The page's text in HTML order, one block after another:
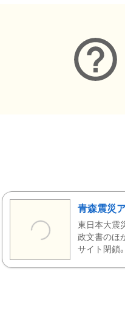
青森震災ア
東日本大震
政文書のほ
サイト閉鎖。